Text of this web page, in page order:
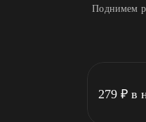
Поднимем
279 ₽ в